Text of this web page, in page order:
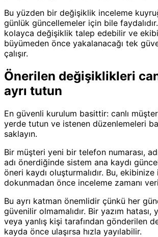
Bu yüzden bir değişiklik inceleme
günlük güncellemeler için bile
kolayca değişiklik talep edebilir ve
büyümeden önce yakalanacağı tek
çalışır.
Önerilen değişiklikleri
ayrı tutun
En güvenli kurulum basittir: canlı
yerde tutun ve istenen düzenlemeleri
saklayın.
Bir müşteri yeni bir telefon numarası,
adı önerdiğinde sistem ana kaydı
öneri kaydı oluşturmalıdır. Bu,
dokunmadan önce inceleme zamanı
Bu ayrı katman önemlidir çünkü her
güvenilir olmamalıdır. Bir yazım hatası,
veya yanlış kişi tarafından gönderilen
kayda önce ulaşırsa hızla yayılabilir.